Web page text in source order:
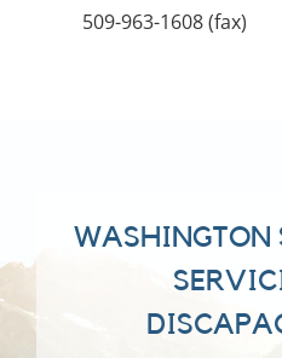
509-963-1608 (fax)
WASHINGTON